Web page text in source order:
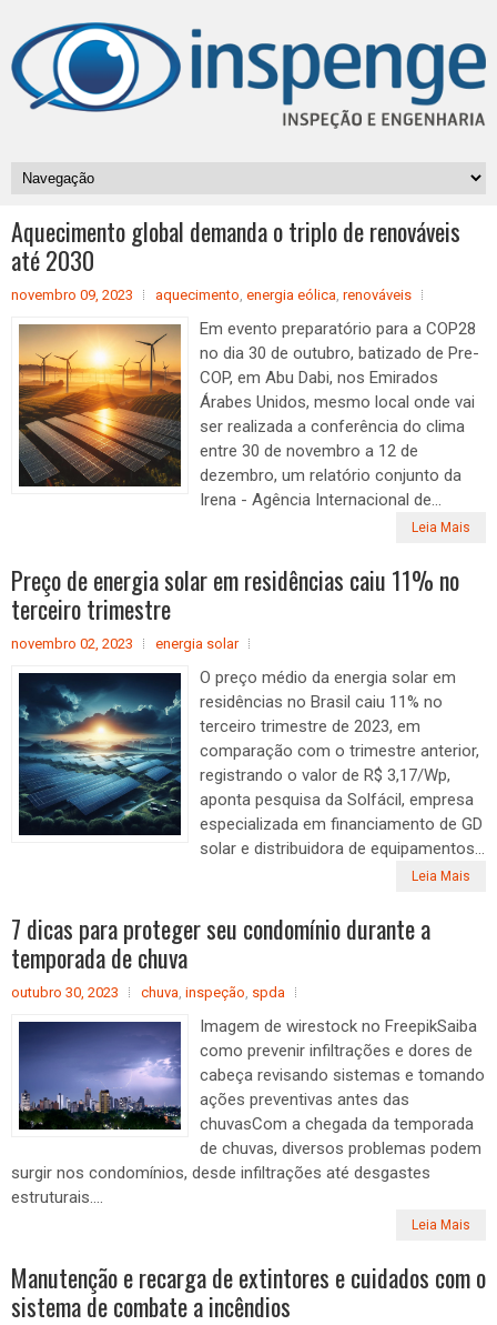
Aquecimento global demanda o triplo de renováveis
até 2030
novembro 09, 2023 aquecimento, energia eólica, renováveis
Em evento preparatório para a COP28
no dia 30 de outubro, batizado de Pre-
COP, em Abu Dabi, nos Emirados
Árabes Unidos, mesmo local onde vai
ser realizada a conferência do clima
entre 30 de novembro a 12 de
dezembro, um relatório conjunto da
Irena - Agência Internacional de...
Leia Mais
Preço de energia solar em residências caiu 11% no
terceiro trimestre
novembro 02, 2023 energia solar
O preço médio da energia solar em
residências no Brasil caiu 11% no
terceiro trimestre de 2023, em
comparação com o trimestre anterior,
registrando o valor de R$ 3,17/Wp,
aponta pesquisa da Solfácil, empresa
especializada em financiamento de GD
solar e distribuidora de equipamentos...
Leia Mais
7 dicas para proteger seu condomínio durante a
temporada de chuva
outubro 30, 2023 chuva, inspeção, spda
Imagem de wirestock no FreepikSaiba
como prevenir infiltrações e dores de
cabeça revisando sistemas e tomando
ações preventivas antes das
chuvasCom a chegada da temporada
de chuvas, diversos problemas podem
surgir nos condomínios, desde infiltrações até desgastes
estruturais....
Leia Mais
Manutenção e recarga de extintores e cuidados com o
sistema de combate a incêndios